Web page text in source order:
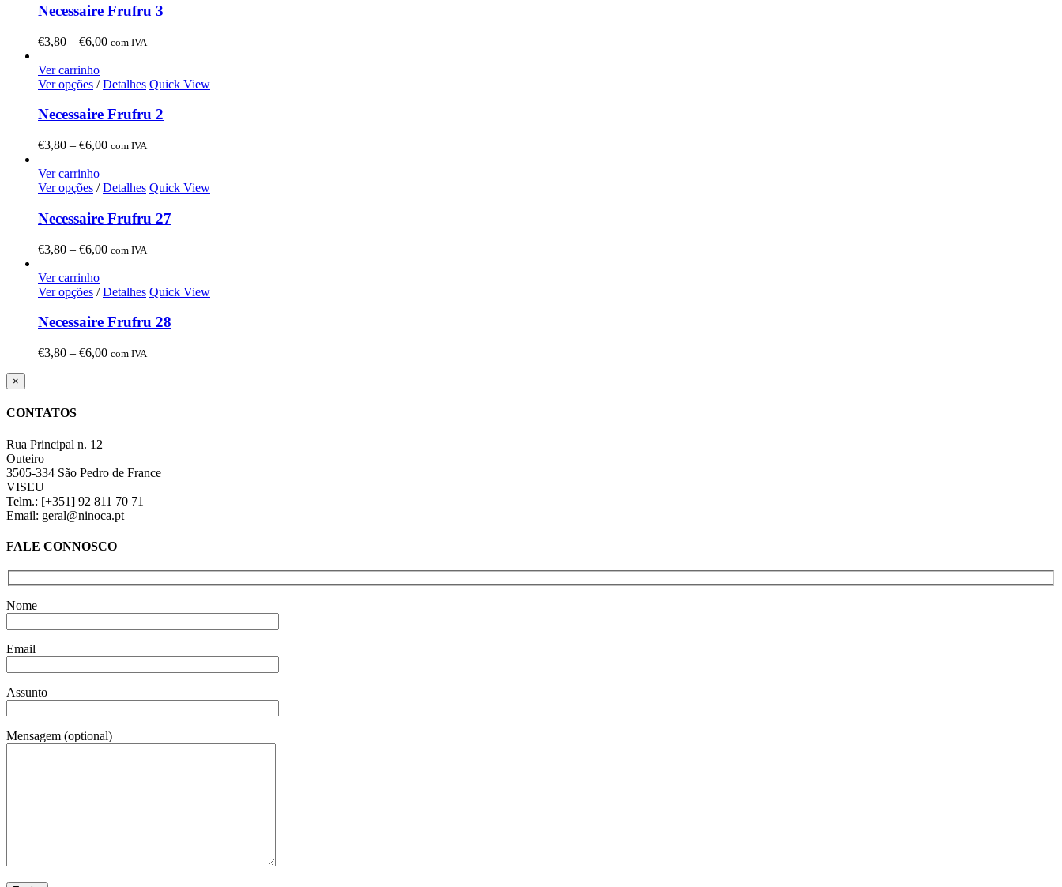
Necessaire Frufru 3
€3,80 – €6,00Price
through
com IVA
Ver carrinho
Ver opções / Detalhes Quick View
Necessaire Frufru 2
€3,80 – €6,00Price
through
com IVA
Ver carrinho
Ver opções / Detalhes Quick View
Necessaire Frufru 27
€3,80 – €6,00Price
through
com IVA
Ver carrinho
Ver opções / Detalhes Quick View
Necessaire Frufru 28
€3,80 – €6,00Price
com IVA
Close
product
view
×
CONTATOS
Rua Principal n. 12
Outeiro
3505-334 São Pedro de France
VISEU
Telm.: [+351] 92 811 70 71
Email: geral@ninoca.pt
FALE CONNOSCO
Nome
Email
Assunto
Mensagem (optional)